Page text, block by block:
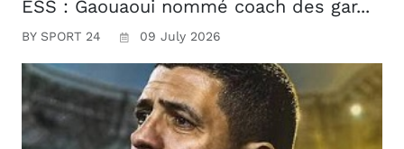
ESS : Gaouaoui nommé coach des gar...
BY SPORT 24 09 July 2026